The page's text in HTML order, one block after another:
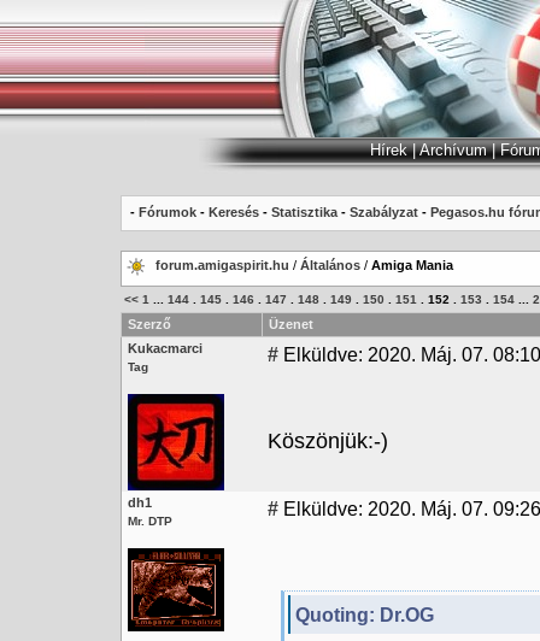
Hírek|Archívum|
- Fórumok - Keresés - Statisztika - Szabályzat - Pegasos.hu
forum.amigaspirit.hu / Általános / Amiga Mania
<< 1 144 145 146 147 148 149 150 151 152 153 154
Szerző
Üzenet
Kukacmarci
Tag
# Elküldve: 2020. Máj. 07. 08:10
Köszönjük:-)
dh1
Mr. DTP
# Elküldve: 2020. Máj. 07. 09:26
Quoting: Dr.OG